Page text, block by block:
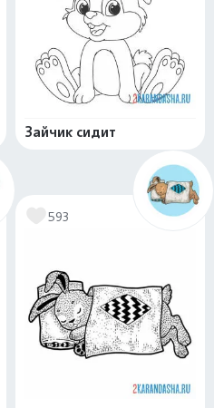
Зайчик сидит
593